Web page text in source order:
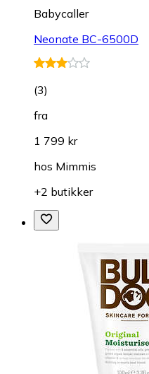
Babycaller
Neonate BC-6500D
(3)
fra
1 799 kr
hos Mimmis
+2 butikker